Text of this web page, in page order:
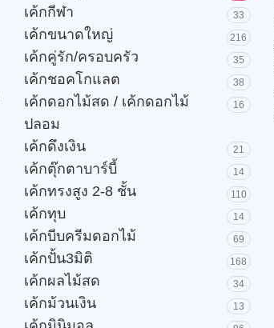
เค้กกีฬา 33
เค้กขนาดใหญ่ 216
เค้กคู่รัก/ครอบครัว 35
เค้กชอคโกแลต 38
เค้กดอกไม้สด / เค้กดอกไม้
ปลอม
16
เค้กดึงเงิน 21
เค้กตุ๊กตาบาร์บี้ 14
เค้กทรงสูง 2-8 ชั้น 110
เค้กทุบ 14
เค้กบีบครีมดอกไม้ 69
เค้กปั้น3มิติ 168
เค้กผลไม้สด 34
เค้กม้วนเงิน 13